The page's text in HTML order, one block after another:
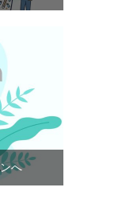
へ